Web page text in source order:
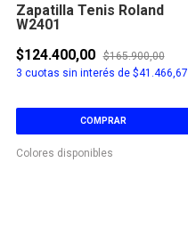
Zapatilla Tenis Roland
W2401
$124.400,00
$165.900,00
3 cuotas sin interés de $41.466,67
COMPRAR
Colores disponibles